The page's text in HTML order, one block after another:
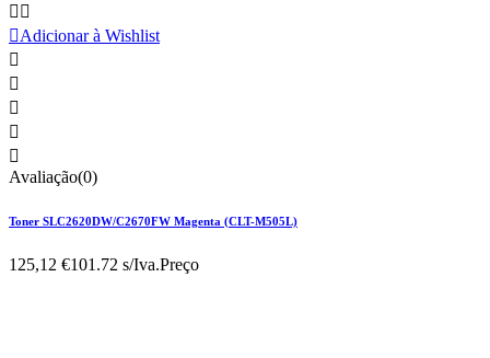
 
Adicionar à Wishlist





Avaliação(0)
Toner SLC2620DW/C2670FW Magenta (CLT-M505L)
125,12 €101.72 s/Iva.Preço